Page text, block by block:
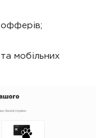
мобільних